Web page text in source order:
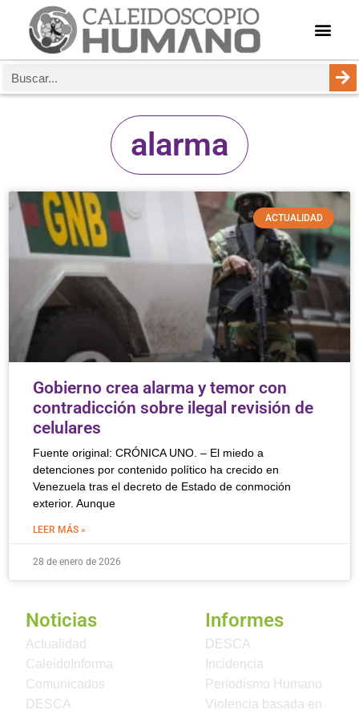
alarma
ACTUALIDAD
Gobierno crea alarma y temor con
contradicción sobre ilegal revisión de
celulares
Fuente original: CRÓNICA UNO. – El miedo a
detenciones por contenido político ha crecido en
Venezuela tras el decreto de Estado de conmoción
exterior. Aunque
LEER MÁS »
28 de enero de 2026
Noticias
Actualidad
CaleidoInforma
Comunicados
DESCA
Informes
DESCA
Incidencia
Periodismo Humano
Violencia basada en